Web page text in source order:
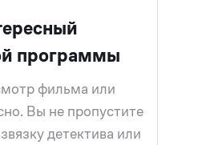
программы
фильма или
Вы не пропустите
детектива или